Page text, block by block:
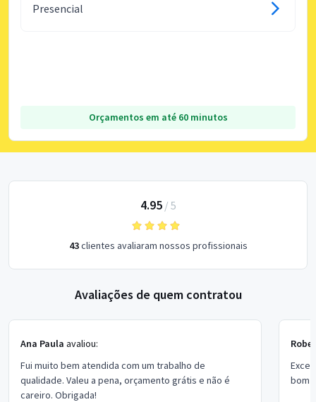
Presencial
Orçamentos em até 60 minutos
4.95/ 5
43clientes avaliaram nossos profissionais
Avaliações de quem contratou
Ana Paula avaliou:
Fui muito bem atendida com um trabalho de
qualidade. Valeu a pena, orçamento grátis e não é
careiro. Obrigada!
bom